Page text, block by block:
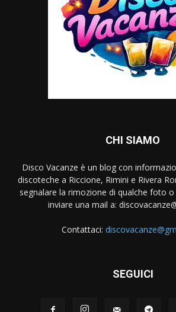
CHI SIAMO
Disco Vacanze è un blog con
discoteche a Riccione, Rimini e Rivera
segnalare la rimozione di qualche foto
inviare una mail a:
Contattaci:
SEGUICI